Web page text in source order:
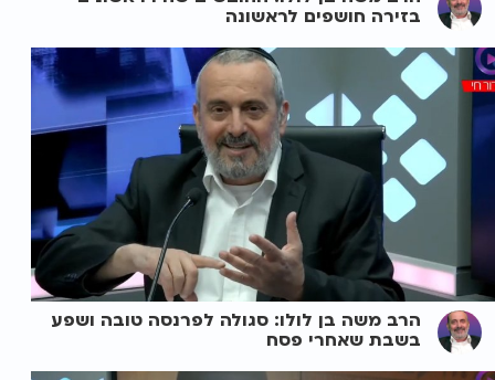
בזירה חושפים לראשונה
הרב משה בן לולו: סגולה לפרנסה טובה ושפע
בשבת שאחרי פסח